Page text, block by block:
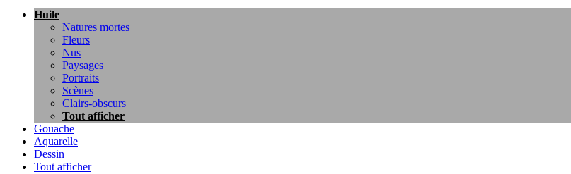
Huile
Natures mortes
Fleurs
Nus
Paysages
Portraits
Scènes
Clairs-obscurs
Tout afficher
Gouache
Aquarelle
Dessin
Tout afficher